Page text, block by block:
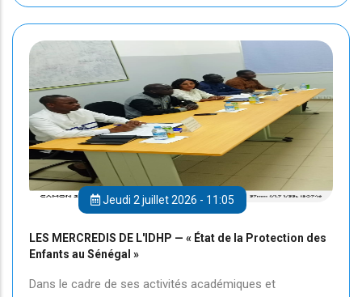
Jeudi 2 juillet 2026 - 11:05
LES MERCREDIS DE L'IDHP — « État de la Protection des
Enfants au Sénégal »
Dans le cadre de ses activités académiques et